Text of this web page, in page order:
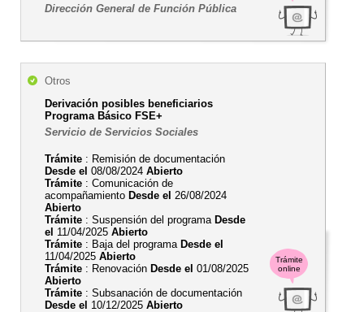
Dirección General de Función Pública
Trámite
online
Otros
Derivación posibles beneficiarios
Programa Básico FSE+
Servicio de Servicios Sociales
Trámite : Remisión de documentación
Desde el 08/08/2024 Abierto
Trámite : Comunicación de
acompañamiento Desde el 26/08/2024
Abierto
Trámite : Suspensión del programa Desde
el 11/04/2025 Abierto
Trámite : Baja del programa Desde el
11/04/2025 Abierto
Trámite : Renovación Desde el 01/08/2025
Abierto
Trámite : Subsanación de documentación
Desde el 10/12/2025 Abierto